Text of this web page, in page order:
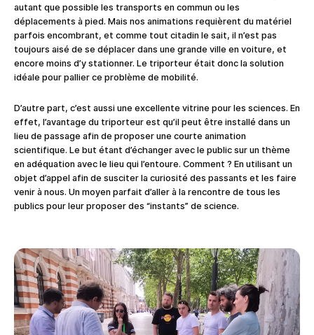
autant que possible les transports en commun ou les
déplacements à pied. Mais nos animations requièrent du matériel
parfois encombrant, et comme tout citadin le sait, il n’est pas
toujours aisé de se déplacer dans une grande ville en voiture, et
encore moins d’y stationner. Le triporteur était donc la solution
idéale pour pallier ce problème de mobilité.
D’autre part, c’est aussi une excellente vitrine pour les sciences. En
effet, l’avantage du triporteur est qu’il peut être installé dans un
lieu de passage afin de proposer une courte animation
scientifique. Le but étant d’échanger avec le public sur un thème
en adéquation avec le lieu qui l’entoure. Comment ? En utilisant un
objet d’appel afin de susciter la curiosité des passants et les faire
venir à nous. Un moyen parfait d’aller à la rencontre de tous les
publics pour leur proposer des “instants” de science.